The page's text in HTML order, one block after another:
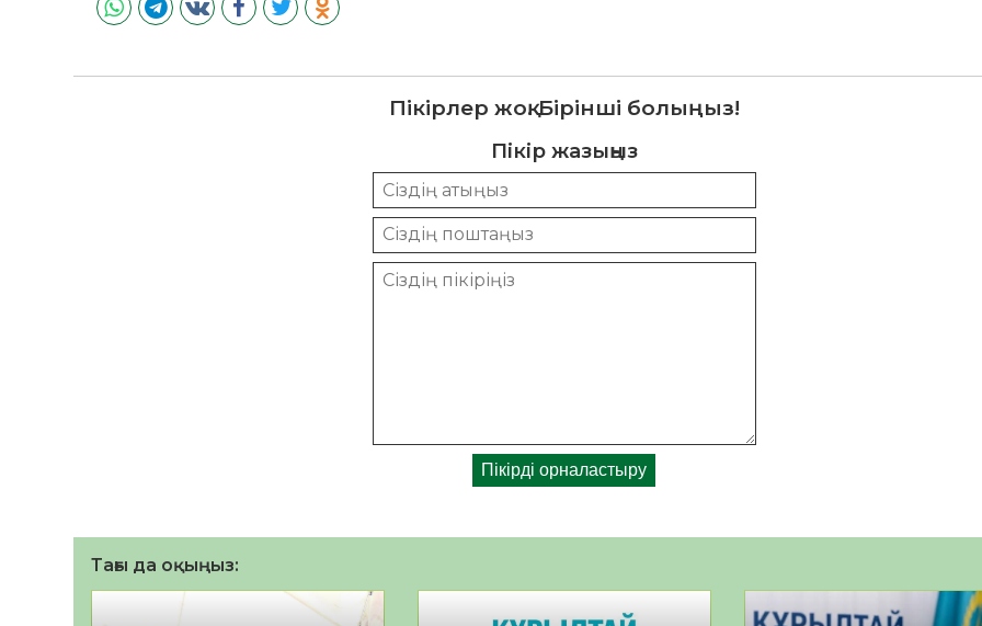
Пікірлер жоқ. Бірінші болыңыз!
Пікір жазыңыз
Тағы да оқыңыз: